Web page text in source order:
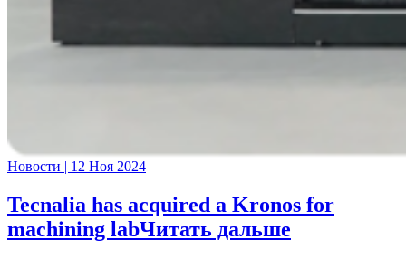
Новости | 12 Ноя 2024
Tecnalia has acquired a Kronos for
machining labЧитать дальше